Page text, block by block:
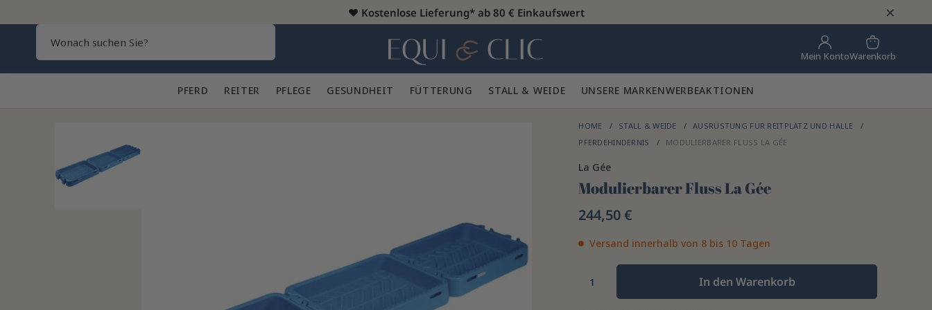
♥️ Kostenlose Lieferung* ab 80 € Einkaufswert ×
Heim Mein KontoWarenkorb
PFERD 🐎 REITER 👕 PFLEGE 🪮 GESUNDHEIT ✨ FÜTTERUNG 🥕 STALL & WEIDE 🍃 UNSERE MARKENWERBEAKTIONEN
HOME STALL & WEIDE
AUSRÜSTUNG FÜR REITPLATZ UND HALLE
PFERDEHINDERNIS
MODULIERBARER FLUSS LA GÉE
La Gée
Modulierbarer Fluss La Gée
244,50 €
Versand innerhalb von 8 bis 10 Tagen
In den Warenkorb